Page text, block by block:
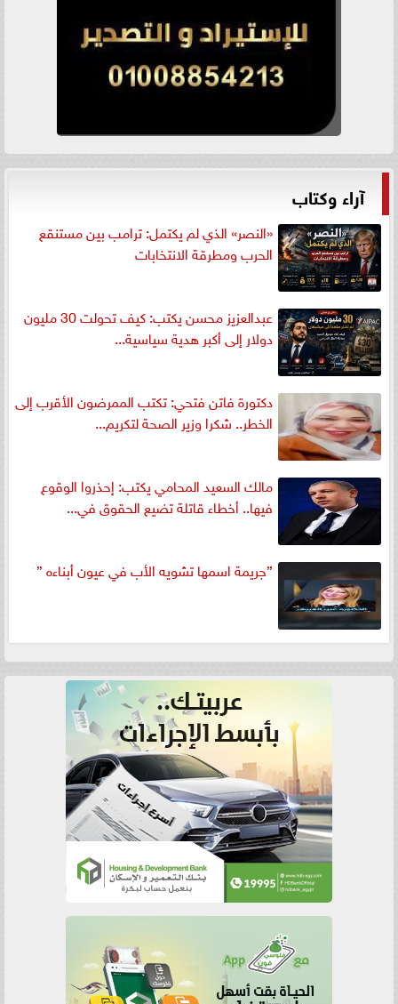
آراء وكتاب
«النصر» الذي لم يكتمل: ترامب بين مستنقع
الحرب ومطرقة الانتخابات
عبدالعزيز محسن يكتب: كيف تحولت 30 مليون
دولار إلى أكبر هدية سياسية...
دكتورة فاتن فتحي: تكتب الممرضون الأقرب إلى
الخطر.. شكرا وزير الصحة لتكريم...
مالك السعيد المحامي يكتب: إحذروا الوقوع
فيها.. أخطاء قاتلة تضيع الحقوق في...
”جريمة اسمها تشويه الأب في عيون أبناءه ”